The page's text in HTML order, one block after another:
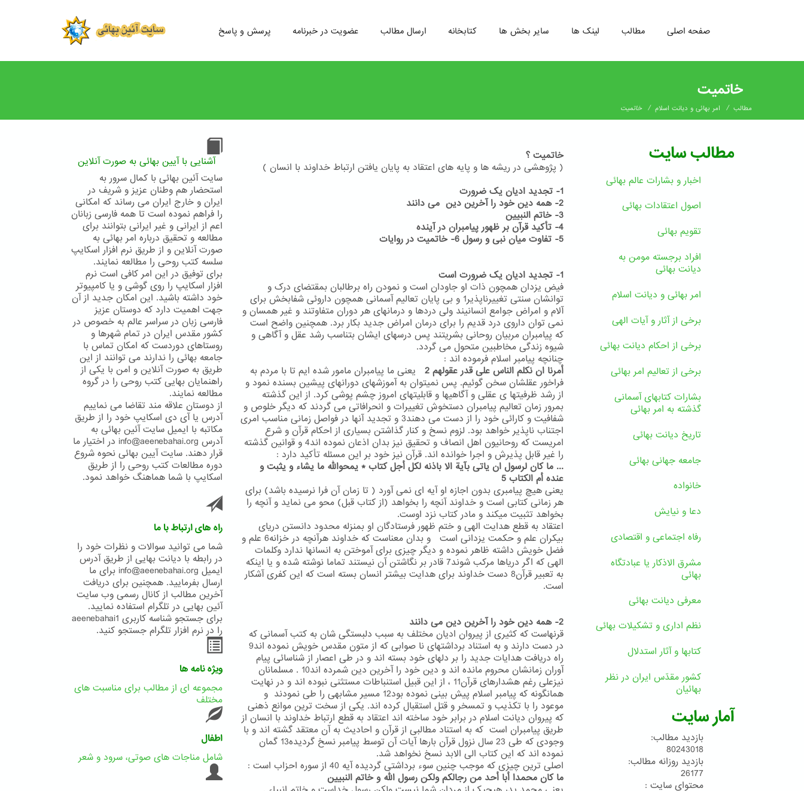
رفتن
پرسش و پاسخ عضویت در خبرنامه ارسال مطالب کتابخانه سایر بخش ها لینک ها مطالب صفحه اصلی
خاتمیت
مطالب / امر بهائی و دیانت اسلام / خاتمیت
خاتمیت ؟
( پژوهشی در ریشه ها و پایه های اعتقاد به پایان یافتن ارتباط خداوند با انسان )
1- تجدید ادیان یک ضرورت
2- همه دین خود را آخرین دین می دانند
3- خاتم النبیین
4- تأکید قرآن بر ظهور پیامبران در آینده
5- تفاوت میان نبی و رسول
6- خاتمیت در روایات
1- تجدید ادیان یک ضرورت است
فیض یزدان همچون ذات او جاودان است و نمودن راه برطالبان بمقتضای درک و
توانشان سنتی تغییرناپذیر1 و بی پایان تعالیم آسمانی همچون داروئی شفابخش برای
آلام و امراض جوامع انسانیند ولی دردها و درمانهای هر دوران متفاوتند و غیر همسان و
نمی توان داروی درد قدیم را برای درمان امراض جدید بکار برد. همچنین واضح است
که پیامبران مربیان روحانی بشریتند پس درسهای ایشان بتناسب رشد عقل و آگاهی و
شیوه زندگی مخاطبین متحول می گردد.
چنانچه پیامبر اسلام فرموده اند :
أمرنا ان نکلم الناس علی قدر عقولهم 2
یعنی ما پیامبران مامور شده ایم تا با مردم به
فراخور عقلشان سخن گوئیم. پس نمیتوان به آموزشهای دورانهای پیشین بسنده نمود و
از رشد ظرفیتها ی عقلی و آگاهیها و قابلیتهای امروز چشم پوشی کرد. از این گذشته
بمرور زمان تعالیم پیامبران دستخوش تغییرات و انحرافاتی می گردند که دیگر خلوص و
شفافیت و کارائی خود را از دست می دهند3 و تجدید آنها در فواصل زمانی مناسب امری
اجتناب ناپذیر خواهد بود. لزوم نسخ و کنار گذاشتن بسیاری از احکام قرآن و شرع
امریست که روحانیون اهل انصاف و تحقیق نیز بدان اذعان نموده اند4 و قوانین گذشته
را غیر قابل پذیرش و اجرا خوانده اند. قرآن نیز خود بر این مسئله تأکید دارد :
... ما کان لرسول ان یاتی بآیة الا باذنه لکل أجل کتاب * یمحوالله ما یشاء و یثبت و
عنده أم الکتاب 5
یعنی هیچ پیامبری بدون اجازه او آیه ای نمی آورد ( تا زمان آن فرا نرسیده باشد) برای
هر زمانی کتابی است و خداوند آنچه را بخواهد (از کتاب قبل) محو می نماید و آنچه را
بخواهد تثبیت میکند و مادر کتاب نزد اوست.
اعتقاد به قطع هدایت الهی و ختم ظهور فرستادگان او بمنزله محدود دانستن دریای
بیکران علم و حکمت یزدانی است و بدان معناست که خداوند هرآنچه در خزانه6 علم و
فضل خویش داشته ظاهر نموده و دیگر چیزی برای آموختن به انسانها ندارد وکلمات
الهی که اگر دریاها مرکب شوند7 قادر بر نگاشتن آن نیستند تماما نوشته شده و یا اینکه
به تعبیر قرآن8 دست خداوند برای هدایت بیشتر انسان بسته است که این کفری آشکار
است.
2- همه دین خود را آخرین دین می دانند
قرنهاست که کثیری از پیروان ادیان مختلف به سبب دلبستگی شان به کتب آسمانی که
در دست دارند و به استناد برداشتهای نا صوابی که از متون مقدس خویش نموده اند9
راه دریافت هدایات جدید را بر دلهای خود بسته اند و در طی اعصار از شناسائی پیام
آوران زمانشان محروم مانده اند و دین خود را آخرین دین شمرده اند10 .
مسلمانان
نیزعلی رغم هشدارهای قرآن11 ، از این قبیل استنباطات مستثنی نبوده اند و در نهایت
همانگونه که پیامبر اسلام پیش بینی نموده بود12 مسیر مشابهی را طی نمودند و
موعود را با تکذیب و تمسخر و قتل استقبال کرده اند. یکی از سخت ترین موانع ذهنی
که پیروان دیانت اسلام در برابر خود ساخته اند اعتقاد به قطع ارتباط خداوند با انسان از
طریق پیامبران است که به استناد مطالبی از قرآن و احادیث به آن معتقد گشته اند و با
وجودی که طی 23 سال نزول قرآن بارها آیات آن توسط پیامبر نسخ گردیده13 گمان
نموده اند که این کتاب الی الابد نسخ نخواهد شد.
اصلی ترین چیزی که موجب چنین سوء برداشتی گردیده آیه 40 از سوره احزاب است :
ما کان محمدا أبا أحد من رجالکم ولکن رسول الله و خاتم النبیین
آشنایی با آیین بهائی به صورت آنلاین
سایت آئین بهائی با کمال سرور به
استحضار هم وطنان عزیز و شریف در
ایران و خارج ایران می رساند که امکانی
را فراهم نموده است تا همه فارسی زبانان
اعم از ایرانی و غیر ایرانی بتوانند برای
مطالعه و تحقیق درباره امر بهائی به
صورت آنلاین و از طریق نرم افزار اسکایپ
سلسه کتب روحی را مطالعه نمایند.
برای توفیق در این امر کافی است نرم
افزار اسکایپ را روی گوشی و یا کامپیوتر
خود داشته باشید. این امکان جدید از آن
جهت اهمیت دارد که دوستان عزیز
فارسی زبان در سراسر عالم به خصوص در
کشور مقدس ایران در تمام شهرها و
روستاهای دوردست که امکان تماس با
جامعه بهائی را ندارند می توانند از این
طریق به صورت آنلاین و امن با یکی از
راهنمایان بهایی کتب روحی را در گروه
مطالعه نمایند.
از دوستان علاقه مند تقاضا می نماییم
آدرس یا آی دی اسکایپ خود را از طریق
مکاتبه با ایمیل سایت آئین بهائی به
آدرس info@aeenebahai.org در اختیار ما
قرار دهند. سایت آیین بهائی نحوه شروع
دوره مطالعات کتب روحی را از طریق
اسکایپ با شما هماهنگ خواهد نمود.
راه های ارتباط با ما
شما می توانید سوالات و نظرات خود را
در رابطه با دیانت بهایی از طریق آدرس
ایمیل info@aeenebahai.org برای ما
ارسال بفرمایید. همچنین برای دریافت
آخرین مطالب از کانال رسمی وب سایت
آئین بهایی در تلگرام استفاده نمایید.
برای جستجو شناسه کاربری aeenebahai1
را در نرم افزار تلگرام جستجو کنید.
ویژه نامه ها
مجموعه ای از مطالب برای مناسبت های
مختلف
اطفال
شامل مناجات های صوتی، سرود و شعر
مطالب سایت
اخبار و بشارات عالم بهائى
اصول اعتقادات بهائی
تقویم بهائی
افراد برجسته مومن به
دیانت بهائی
امر بهائی و دیانت اسلام
برخی از آثار و آیات الهی
برخی از احکام دیانت بهائی
برخی از تعالیم امر بهائی
بشارات کتابهای آسمانی
گذشته به امر بهائی
تاریخ دیانت بهائی
جامعه جهانی بهائی
خانواده
دعا و نیایش
رفاه اجتماعی و اقتصادی
مشرق الاذکار یا عبادتگاه
بهائی
معرفی دیانت بهائی
نظم اداری و تشکیلات بهائی
کتابها و آثار استدلال
کشور مقدّس ایران در نظر
بهائیان
آمار سایت
بازدید مطالب:
80243018
بازدید روزانه مطالب:
26177
محتوای سایت :